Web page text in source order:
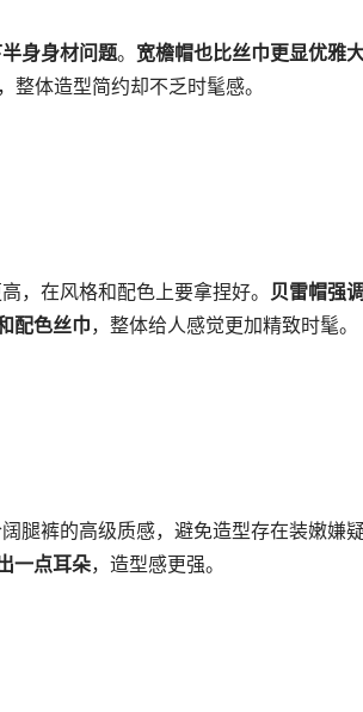
身身材问题。 宽檐帽也比丝巾更显优雅
体造型简约却不乏时髦感。
，在风格和配色上要拿捏好。 贝雷帽强
配色丝巾，整体给人感觉更加精致时髦。
腿裤的高级质感，避免造型存在装嫩嫌
一点耳朵，造型感更强。